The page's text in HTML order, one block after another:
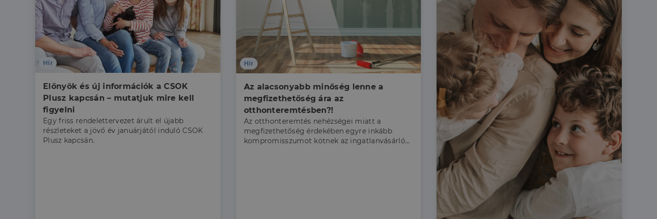
Hír
Előnyök és új információk a CSOK
Plusz kapcsán – mutatjuk mire kell
figyelni
Egy friss rendelettervezet árult el újabb
részleteket a jövő év januárjától induló CSOK
Plusz kapcsán.
Hír
Az alacsonyabb minőség lenne a
megfizethetőség ára az
otthonteremtésben?!
Az otthonteremtés nehézségei miatt a
megfizethetőség érdekében egyre inkább
kompromisszumot kötnek az ingatlanvásárlók